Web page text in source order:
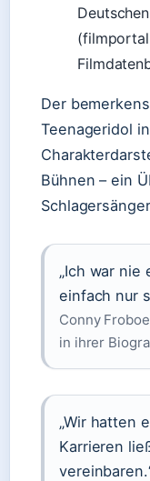
Der
Teenageridol
Bühnen – ein
„Ich war nie
einfach nur
Conny
in ihrer
„Wir hatten
Karrieren